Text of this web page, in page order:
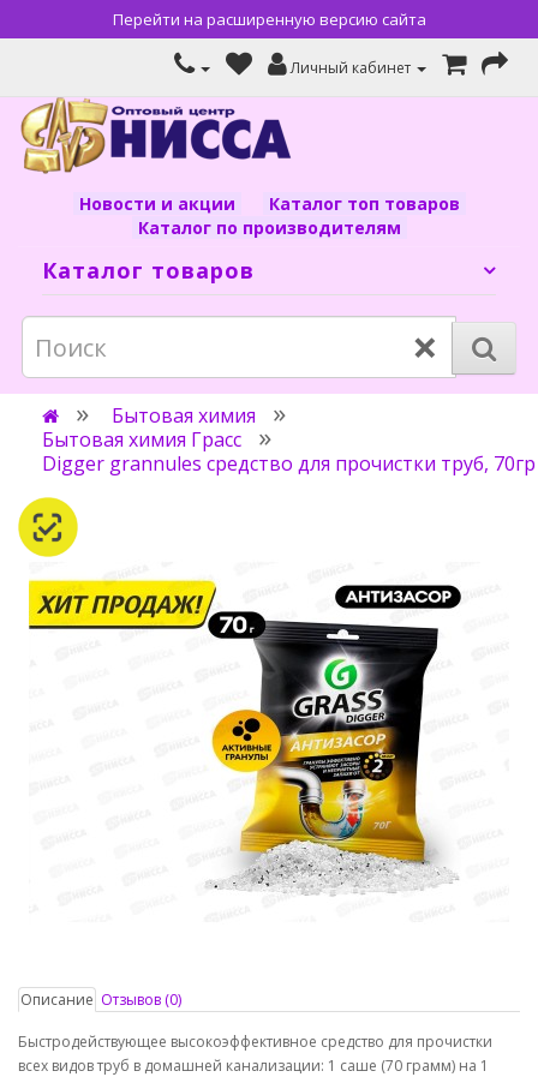
Перейти на расширенную версию сайта
Личный кабинет
Новости и акции
Каталог топ товаров
Каталог по производителям
Каталог товаров
×
Бытовая химия
Бытовая химия Грасс
Digger grannules средство для прочистки труб,
Описание Отзывов (0)
Быстродействующее высокоэффективное средство для прочистки
всех видов труб в домашней канализации: 1 саше (70 грамм) на 1